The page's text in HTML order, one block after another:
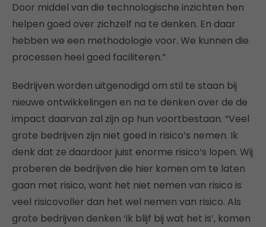
Door middel van die technologische inzichten hen
helpen goed over zichzelf na te denken. En daar
hebben we een methodologie voor. We kunnen die
processen heel goed faciliteren.”
Bedrijven worden uitgenodigd om stil te staan bij
nieuwe ontwikkelingen en na te denken over de de
impact daarvan zal zijn op hun voortbestaan. “Veel
grote bedrijven zijn niet goed in risico’s nemen. Ik
denk dat ze daardoor juist enorme risico’s lopen. Wij
proberen de bedrijven die hier komen om te laten
gaan met risico, want het niet nemen van risico is
veel risicovoller dan het wel nemen van risico. Als
grote bedrijven denken ‘ik blijf bij wat het is’, komen